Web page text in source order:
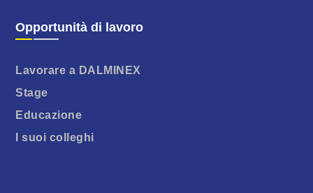
Opportunità di lavoro
Lavorare a DALMINEX
Stage
Educazione
I suoi colleghi